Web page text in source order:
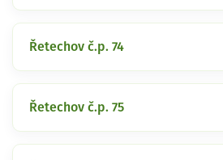
Řetechov č.p. 74
Řetechov č.p. 75